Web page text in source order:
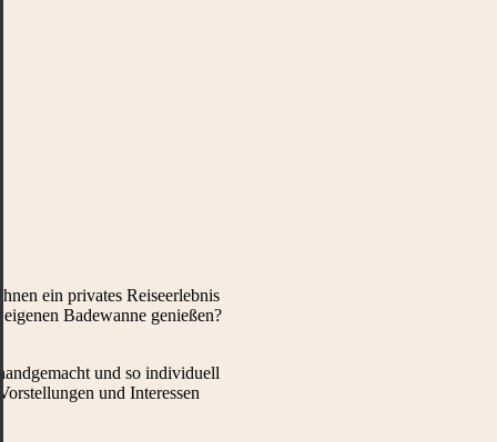
ein privates Reiseerlebnis
Badewanne genießen?
und so individuell
und Interessen